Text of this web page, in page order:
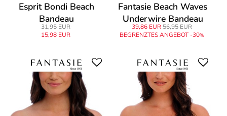
Esprit Bondi Beach
Bandeau
31,95 EUR
15,98 EUR
Fantasie Beach Waves
Underwire Bandeau
Bikini
39,86 EUR 56,95 EUR
BEGRENZTES ANGEBOT -30%